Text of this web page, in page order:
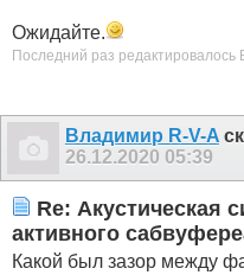
Ожидайте.
Последний раз
Владимир R-V-A
26.12.2020 05:39
Re: Акустическая
активного
Какой был зазор между